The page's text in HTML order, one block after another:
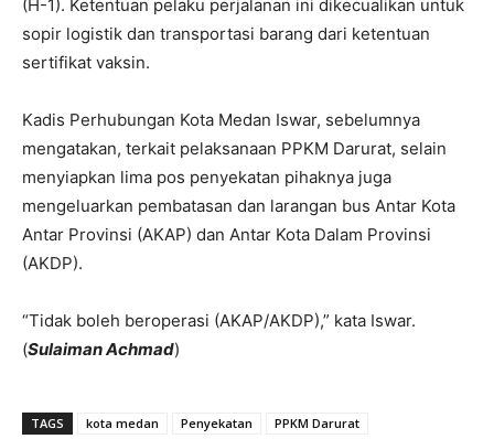
(H-1). Ketentuan pelaku perjalanan ini dikecualikan untuk
sopir logistik dan transportasi barang dari ketentuan
sertifikat vaksin.
Kadis Perhubungan Kota Medan Iswar, sebelumnya
mengatakan, terkait pelaksanaan PPKM Darurat, selain
menyiapkan lima pos penyekatan pihaknya juga
mengeluarkan pembatasan dan larangan bus Antar Kota
Antar Provinsi (AKAP) dan Antar Kota Dalam Provinsi
(AKDP).
“Tidak boleh beroperasi (AKAP/AKDP),” kata Iswar.
(Sulaiman Achmad)
TAGS kota medan Penyekatan PPKM Darurat